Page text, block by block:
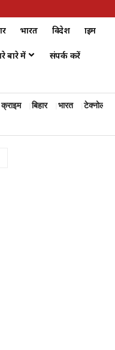
भारत विदेश क्राइम
बारे में संपर्क करें
क्राइम बिहार भारत टेक्नोलॉजी